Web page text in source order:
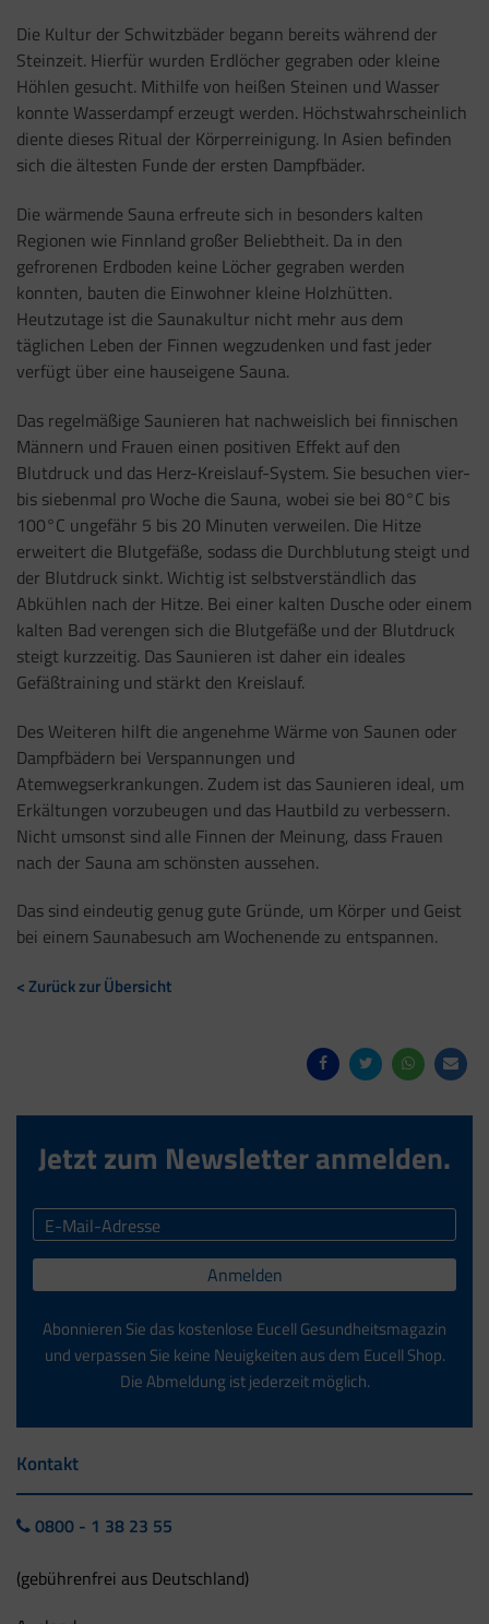
Die Kultur der Schwitzbäder begann bereits während der
Steinzeit. Hierfür wurden Erdlöcher gegraben oder kleine
Höhlen gesucht. Mithilfe von heißen Steinen und Wasser
konnte Wasserdampf erzeugt werden. Höchstwahrscheinlich
diente dieses Ritual der Körperreinigung. In Asien befinden
sich die ältesten Funde der ersten Dampfbäder.
Die wärmende Sauna erfreute sich in besonders kalten
Regionen wie Finnland großer Beliebtheit. Da in den
gefrorenen Erdboden keine Löcher gegraben werden
konnten, bauten die Einwohner kleine Holzhütten.
Heutzutage ist die Saunakultur nicht mehr aus dem
täglichen Leben der Finnen wegzudenken und fast jeder
verfügt über eine hauseigene Sauna.
Das regelmäßige Saunieren hat nachweislich bei finnischen
Männern und Frauen einen positiven Effekt auf den
Blutdruck und das Herz-Kreislauf-System. Sie besuchen vier-
bis siebenmal pro Woche die Sauna, wobei sie bei 80°C bis
100°C ungefähr 5 bis 20 Minuten verweilen. Die Hitze
erweitert die Blutgefäße, sodass die Durchblutung steigt und
der Blutdruck sinkt. Wichtig ist selbstverständlich das
Abkühlen nach der Hitze. Bei einer kalten Dusche oder einem
kalten Bad verengen sich die Blutgefäße und der Blutdruck
steigt kurzzeitig. Das Saunieren ist daher ein ideales
Gefäßtraining und stärkt den Kreislauf.
Des Weiteren hilft die angenehme Wärme von Saunen oder
Dampfbädern bei Verspannungen und
Atemwegserkrankungen. Zudem ist das Saunieren ideal, um
Erkältungen vorzubeugen und das Hautbild zu verbessern.
Nicht umsonst sind alle Finnen der Meinung, dass Frauen
nach der Sauna am schönsten aussehen.
Das sind eindeutig genug gute Gründe, um Körper und Geist
bei einem Saunabesuch am Wochenende zu entspannen.
< Zurück zur Übersicht
Jetzt zum Newsletter anmelden.
Anmelden
Abonnieren Sie das kostenlose Eucell Gesundheitsmagazin
und verpassen Sie keine Neuigkeiten aus dem Eucell Shop.
Die Abmeldung ist jederzeit möglich.
Kontakt
0800 - 1 38 23 55
(gebührenfrei aus Deutschland)